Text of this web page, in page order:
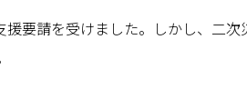
援要請を受けました。しかし、二